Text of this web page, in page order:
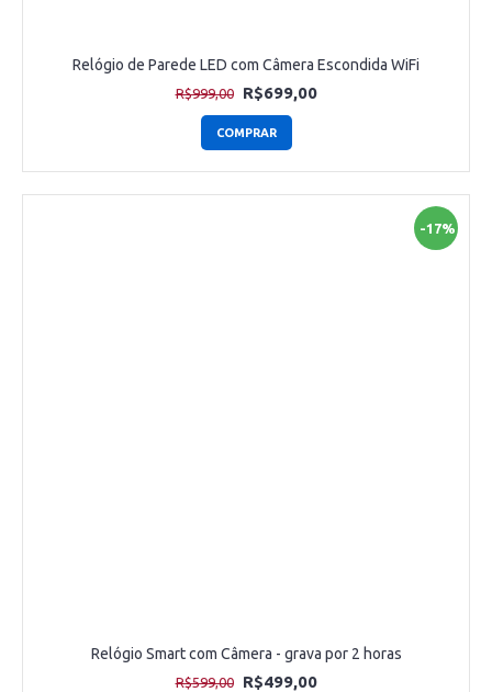
Relógio de Parede LED com Câmera Escondida WiFi
R$999,00 R$699,00
COMPRAR
-17%
Relógio Smart com Câmera - grava por 2 horas
R$599,00 R$499,00